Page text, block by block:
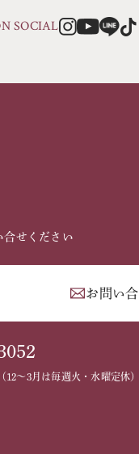
SOCIAL
合せください
お問い
～3月は毎週火・水曜定休）